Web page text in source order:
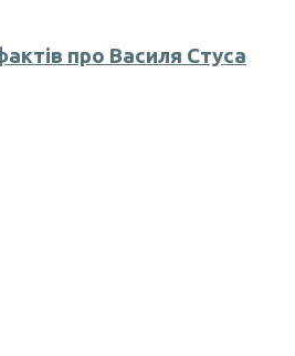
про Василя Стуса